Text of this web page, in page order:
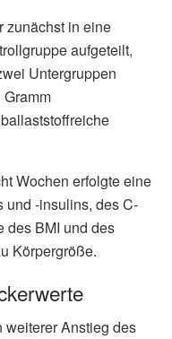
zunächst in eine
aufgeteilt,
Untergruppen
Wochen erfolgte eine
und -insulins, des C-
des BMI und des
Körpergröße.
Anstieg des